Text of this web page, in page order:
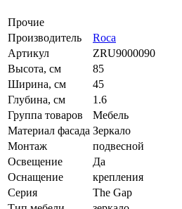
Прочие
Производитель
Roca
Артикул
ZRU9000090
Высота, см
85
Ширина, см
45
Глубина, см
1.6
Группа товаров
Мебель
Материал фасада Зеркало
Монтаж
подвесной
Освещение
Да
Оснащение
крепления
Серия
The Gap